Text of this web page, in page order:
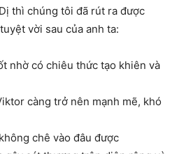
thì chúng tôi đã rút ra được
vời sau của anh ta:
nhờ có chiêu thức tạo khiên và
càng trở nên mạnh mẽ, khó
chê vào đâu được